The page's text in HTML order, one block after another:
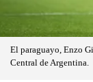
El paraguayo, Enzo
Central de Argentina.